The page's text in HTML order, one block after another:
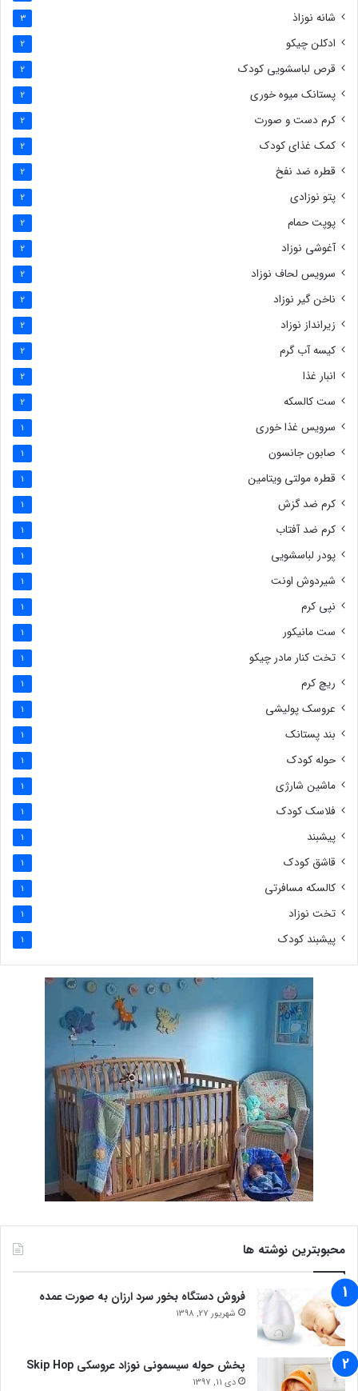
شانه نوزاذ 3
ادکلن چیکو 2
قرص لباسشویی کودک 2
پستانک میوه خوری 2
کرم دست و صورت 2
کمک غذای کودک 2
قطره ضد نفخ 2
پتو نوزادی 2
پوپت حمام 2
آغوشی نوزاد 2
سرویس لحاف نوزاد 2
ناخن گیر نوزاد 2
زیرانداز نوزاد 2
کیسه آب گرم 2
انبار غذا 2
ست کالسکه 2
سرویس غذا خوری 1
صابون جانسون 1
قطره مولتی ویتامین 1
کرم ضد گزش 1
کرم ضد آفتاب 1
پودر لباسشویی 1
شیردوش اونت 1
نپی کرم 1
ست مانیکور 1
تخت کنار مادر چیکو 1
ریچ کرم 1
عروسک پولیشی 1
بند پستانک 1
حوله کودک 1
ماشین شارژی 1
فلاسک کودک 1
پیشبند 1
قاشق کودک 1
کالسکه مسافرتی 1
تخت نوزاد 1
پیشبند کودک 1
محبوبترین نوشته ها
فروش دستگاه بخور سرد ارزان به صورت عمده
شهریور 27, 1398
پخش حوله سیسمونی نوزاد عروسکی Skip Hop
دی 11, 1397